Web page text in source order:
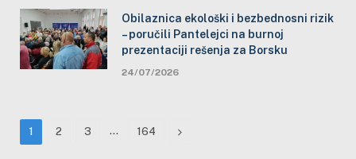
Obilaznica ekološki i bezbednosni rizik
– poručili Pantelejci na burnoj
prezentaciji rešenja za Borsku
24/07/2026
1 2 3 … 164 Next